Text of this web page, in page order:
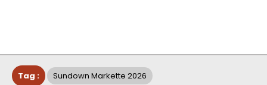
Tag : Sundown Markette 2026